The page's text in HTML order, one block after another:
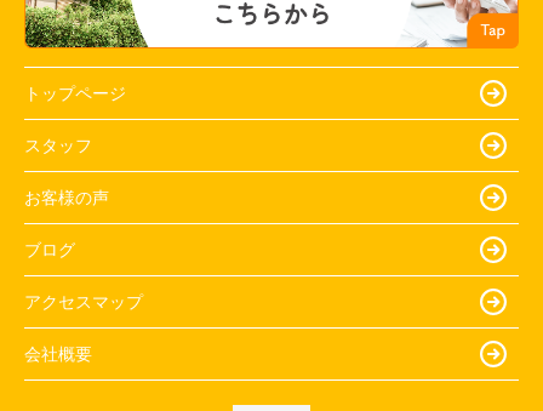
トップページ
スタッフ
お客様の声
ブログ
アクセスマップ
会社概要